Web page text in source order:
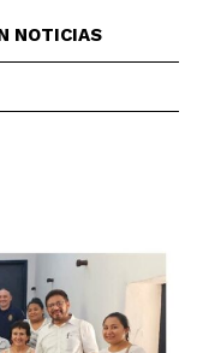
NOTICIAS